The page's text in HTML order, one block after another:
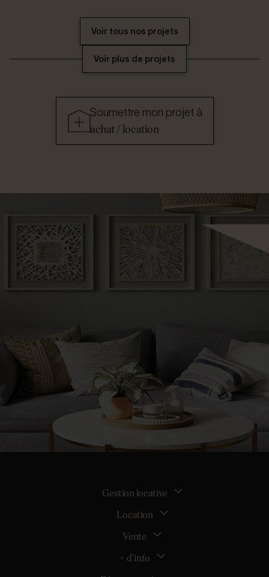
Voir tous nos projets
Voir plus de projets
Soumettre mon projet à
achat / location
Gestion locative
La gestion locative
Location
Tous nos biens en location
Vente
Estimer mon bien
+ d’info